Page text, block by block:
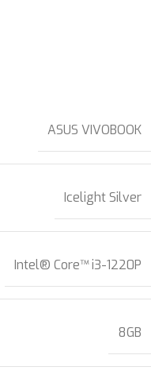
ASUS VIVOBOOK
Icelight Silver
Intel® Core™ i3-1220P
8GB